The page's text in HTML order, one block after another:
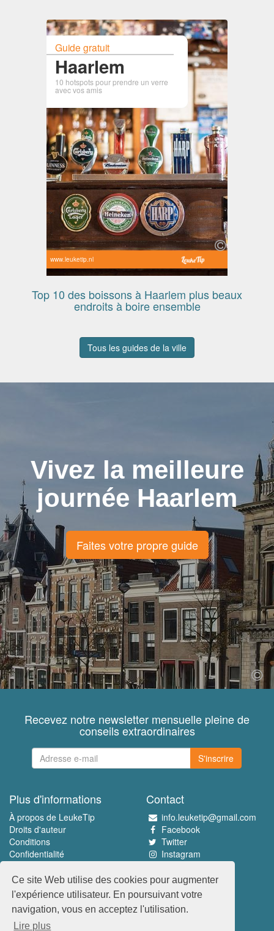
Ce site Web utilise des cookies pour augmenter
l'expérience utilisateur. En poursuivant votre
navigation, vous en acceptez l'utilisation.
Lire plus
Guide gratuit
Haarlem
10 hotspots pour prendre un verre
avec vos amis
www.leuketip.nl
Top 10 des boissons à Haarlem plus beaux
endroits à boire ensemble
Tous les guides de la ville
Vivez la meilleure
journée Haarlem
Faites votre propre guide
Recevez notre newsletter mensuelle pleine de
conseils extraordinaires
S'inscrire
Plus d'informations
À propos de LeukeTip
Droits d'auteur
Conditions
Confidentialité
Contact
info.leuketip@gmail.com
Facebook
Twitter
Instagram
Découvrez le meilleur
www.leuketip.nl
www.leuketip.com